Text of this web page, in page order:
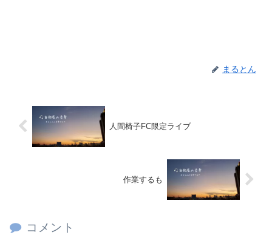
まるとん
人間椅子FC限定ライブ
作業するも
コメント